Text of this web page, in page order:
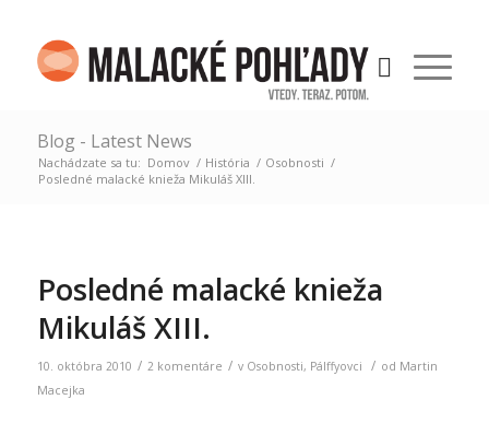
Blog - Latest News
Nachádzate sa tu: Domov / História / Osobnosti /
Posledné malacké knieža Mikuláš XIII.
Posledné malacké knieža
Mikuláš XIII.
10. októbra 2010 / 2 komentáre / v Osobnosti, Pálffyovci / od Martin
Macejka